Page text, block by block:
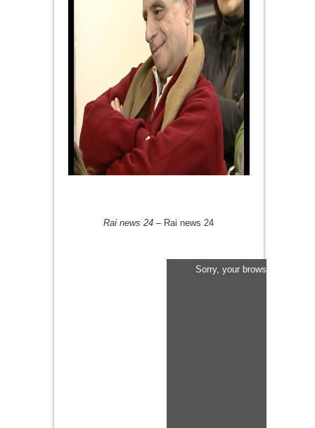
Rai news 24 – Rai news 24
Sorry, your browser does